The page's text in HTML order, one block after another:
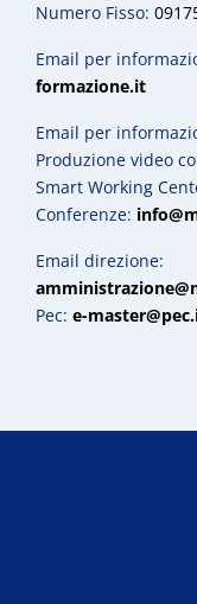
Numero Fisso:
Email per
formazione.it
Email per
Produzione video
Smart Working
Conferenze:
Email direzione:
Pec: e-